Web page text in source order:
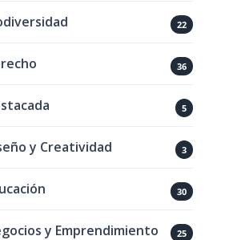
22
36
5
y Creatividad 3
30
y Emprendimiento 25